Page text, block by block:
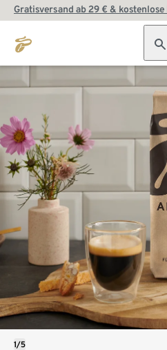
Gratisversand ab 29 € & kostenlose
1/5